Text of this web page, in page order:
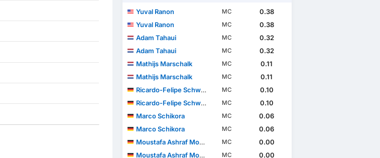
Yuval Ranon MC
0.38
Yuval Ranon
MC
0.38
Adam Tahaui
MC
0.32
Adam Tahaui
MC
0.32
Mathijs Marschalk
MC
0.11
Mathijs Marschalk
MC
0.11
Ricardo-Felipe Schwarz
MC
0.10
Ricardo-Felipe Schwarz
MC
0.10
Marco Schikora
MC
0.06
Marco Schikora
MC
0.06
Moustafa Ashraf Moustafa
MC
0.00
Moustafa Ashraf Moustafa
MC 0.00